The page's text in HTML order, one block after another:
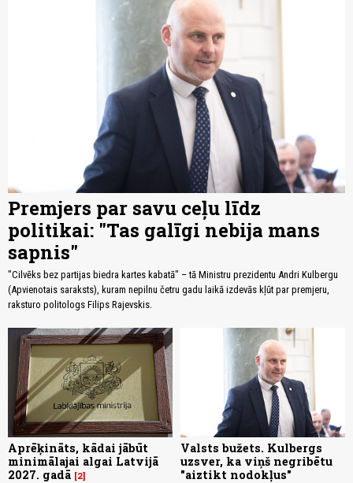
Premjers par savu ceļu līdz
politikai: "Tas galīgi nebija mans
sapnis"
"Cilvēks bez partijas biedra kartes kabatā" – tā Ministru prezidentu Andri Kulbergu
(Apvienotais saraksts), kuram nepilnu četru gadu laikā izdevās kļūt par premjeru,
raksturo politologs Filips Rajevskis.
Aprēķināts, kādai jābūt
minimālajai algai Latvijā
2027. gadā 2
Valsts bužets. Kulbergs
uzsver, ka viņš negribētu
"aiztikt nodokļus"